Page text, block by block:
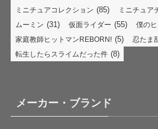
ミニチュアコレクション (85) ミニチュア
ムーミン (31) 仮面ライダー (55) 僕の
家庭教師ヒットマンREBORN! (5) 忍たま
転生したらスライムだった件 (8)
メーカー・ブランド